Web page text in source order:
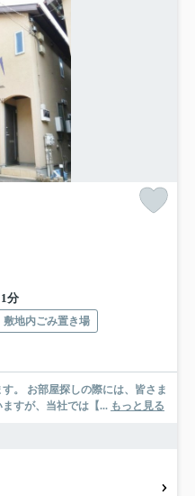
分
敷地内ごみ置き場
さま
すが、当社では【... もっと見る